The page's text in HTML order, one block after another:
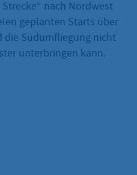
nach Nordwest
geplanten Starts über
die Südumfliegung nicht
unterbringen kann.